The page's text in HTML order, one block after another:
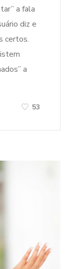
a fala
diz e
certos.
a
53